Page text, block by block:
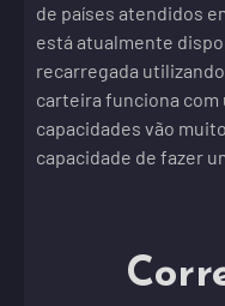
de países atendidos
está atualmente
recarregada
carteira funciona
capacidades vão
capacidade de fazer